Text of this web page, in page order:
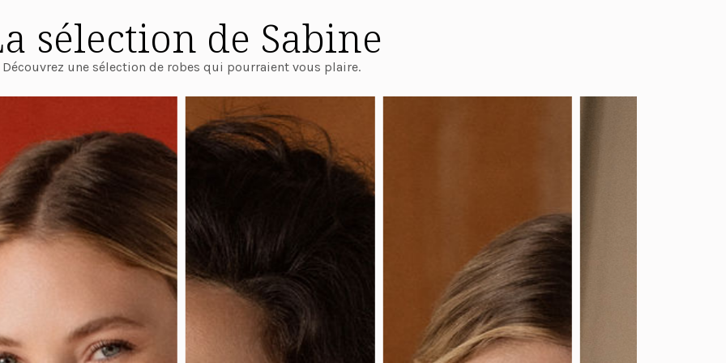
sélection de Sabine
Découvrez une sélection de robes qui pourraient vous plaire.
Découvrir ce modèle